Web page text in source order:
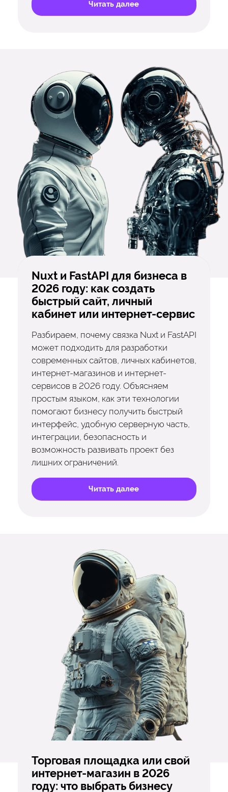
Читать далее
Nuxt и FastAPI для бизнеса в
2026 году: как создать
быстрый сайт, личный
кабинет или интернет-сервис
Разбираем, почему связка Nuxt и FastAPI
может подходить для разработки
современных сайтов, личных кабинетов,
интернет-магазинов и интернет-
сервисов в 2026 году. Объясняем
простым языком, как эти технологии
помогают бизнесу получить быстрый
интерфейс, удобную серверную часть,
интеграции, безопасность и
возможность развивать проект без
лишних ограничений.
Читать далее
Торговая площадка или свой
интернет-магазин в 2026
году: что выбрать бизнесу